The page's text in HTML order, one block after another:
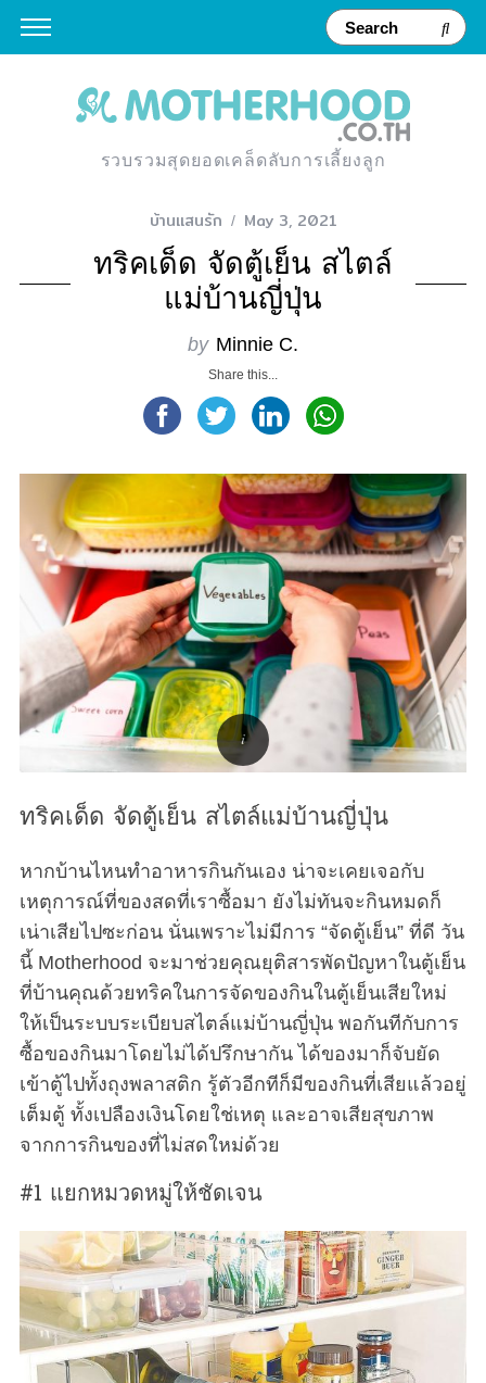
รวบรวมสุดยอดเคล็ดลับการเลี้ยงลูก
บ้านแสนรัก May 3, 2021
ทริคเด็ด จัดตู้เย็น สไตล์
แม่บ้านญี่ปุ่น
by Minnie C.
Share this...
ทริคเด็ด จัดตู้เย็น สไตล์แม่บ้านญี่ปุ่น
หากบ้านไหนทำอาหารกินกันเอง น่าจะเคยเจอกับ
เหตุการณ์ที่ของสดที่เราซื้อมา ยังไม่ทันจะกินหมดก็
เน่าเสียไปซะก่อน นั่นเพราะไม่มีการ “จัดตู้เย็น” ที่ดี วัน
นี้ Motherhood จะมาช่วยคุณยุติสารพัดปัญหาในตู้เย็น
ที่บ้านคุณด้วยทริคในการจัดของกินในตู้เย็นเสียใหม่
ให้เป็นระบบระเบียบสไตล์แม่บ้านญี่ปุ่น พอกันทีกับการ
ซื้อของกินมาโดยไม่ได้ปรึกษากัน ได้ของมาก็จับยัด
เข้าตู้ไปทั้งถุงพลาสติก รู้ตัวอีกทีก็มีของกินที่เสียแล้วอยู่
เต็มตู้ ทั้งเปลืองเงินโดยใช่เหตุ และอาจเสียสุขภาพ
จากการกินของที่ไม่สดใหม่ด้วย
#1 แยกหมวดหมู่ให้ชัดเจน